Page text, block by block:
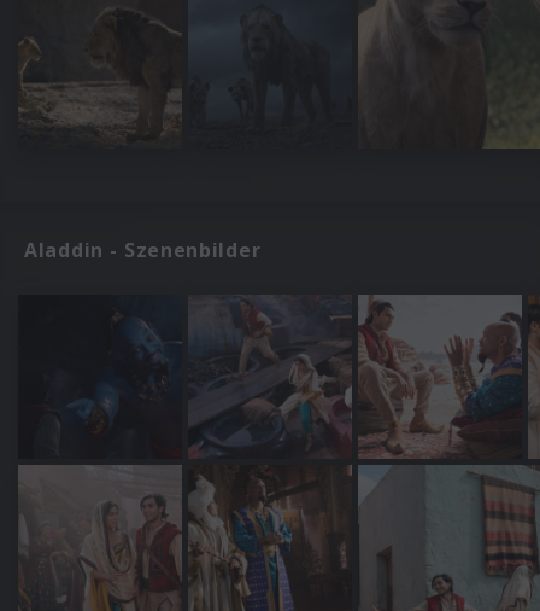
Aladdin - Szenenbilder